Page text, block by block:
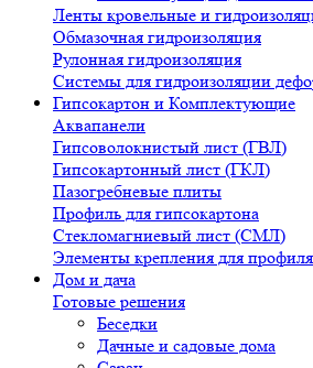
Ленты кровельные и
Обмазочная гидроизоляция
Рулонная гидроизоляция
Системы для гидроизоляции
Гипсокартон и Комплектующие
Аквапанели
Гипсоволокнистый лист (ГВЛ)
Гипсокартонный лист (ГКЛ)
Пазогребневые плиты
Профиль для гипсокартона
Стекломагниевый лист (СМЛ)
Элементы крепления для профиля
Дом и дача
Готовые решения
Беседки
Дачные и садовые дома